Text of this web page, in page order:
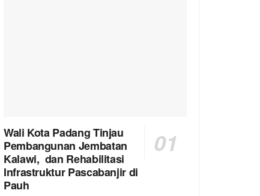
Wali Kota Padang Tinjau
Pembangunan Jembatan
Kalawi, dan Rehabilitasi
Infrastruktur Pascabanjir di
Pauh